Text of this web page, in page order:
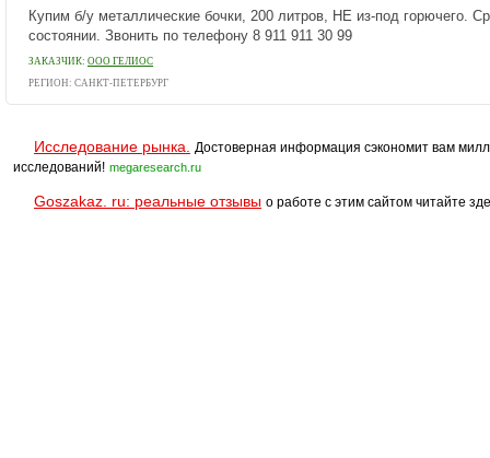
Купим б/у металлические бочки, 200 литров, НЕ из-под горючего.
состоянии. Звонить по телефону 8 911 911 30 99
ЗАКАЗЧИК: ООО ГЕЛИОС
РЕГИОН: САНКТ-ПЕТЕРБУРГ
Исследование рынка.
Достоверная информация сэкономит вам
исследований! megaresearch.ru
Goszakaz. ru: реальные отзывы о работе с этим сайтом читайте